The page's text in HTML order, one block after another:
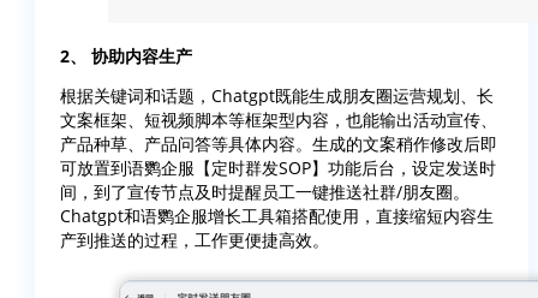
2、 协助内容生产
根据关键词和话题，Chatgpt既能生成朋友圈运营规划、长
文案框架、短视频脚本等框架型内容，也能输出活动宣传、
产品种草、产品问答等具体内容。生成的文案稍作修改后即
可放置到语鹦企服【定时群发SOP】功能后台，设定发送时
间，到了宣传节点及时提醒员工一键推送社群/朋友圈。
Chatgpt和语鹦企服增长工具箱搭配使用，直接缩短内容生
产到推送的过程，工作更便捷高效。